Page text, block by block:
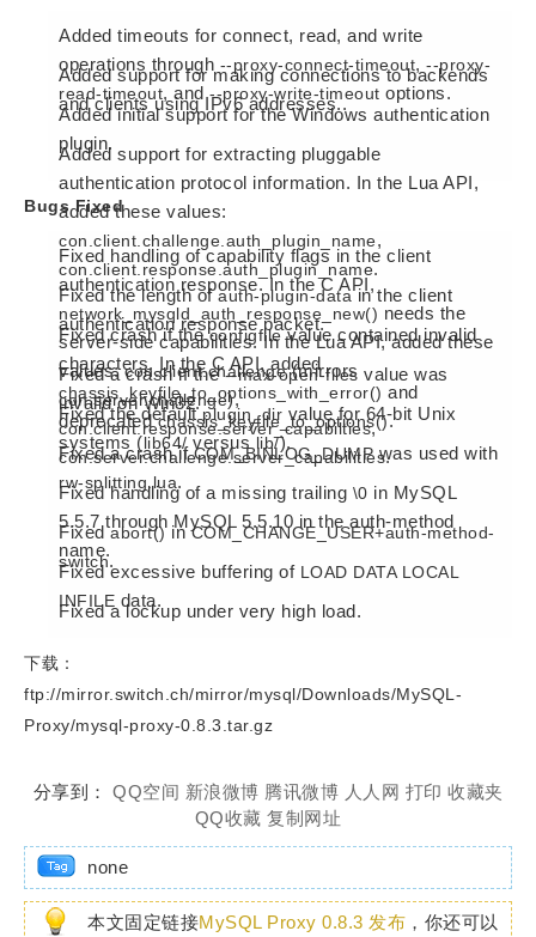
Added timeouts for connect, read, and write
operations through --proxy-connect-timeout, --proxy-
read-timeout, and--proxy-write-timeout options.
Added support for making connections to backends
and clients using IPv6 addresses..
Added initial support for the Windows authentication
plugin.
Added support for extracting pluggable
authentication protocol information. In the Lua API,
added these values:
con.client.challenge.auth_plugin_name,
con.client.response.auth_plugin_name.
Bugs Fixed
Fixed handling of capability flags in the client
authentication response. In the C API,
network_mysqld_auth_response_new() needs the
server-side capabilities. In the Lua API, added these
values:con.client.challenge(mirrors
con.server.challenge),
con.client.response.server_capabilties,
con.server.challenge.server_capabilities.
Fixed the length ofauth-plugin-datain the client
authentication response packet.
Fixed crash if theconfigfilevalue contained invalid
characters. In the C API, added
chassis_keyfile_to_options_with_error() and
deprecatedchassis_keyfile_to_options().
Fixed a crash if the--max-open-files value was
invalid on Win32.
Fixed the default plugin_dir value for 64-bit Unix
systems (lib64/versus lib/).
Fixed a crash ifCOM_BINLOG_DUMPwas used with
rw-splitting.lua.
Fixed handling of a missing trailing \0 in MySQL
5.5.7 through MySQL 5.5.10 in the auth-method
name.
Fixedabort()inCOM_CHANGE_USER+auth-method-
switch.
Fixed excessive buffering of LOAD DATA LOCAL
INFILE data.
Fixed a lockup under very high load.
下载：
ftp://mirror.switch.ch/mirror/mysql/Downloads/MySQL-
Proxy/mysql-proxy-0.8.3.tar.gz
分享到： QQ空间 新浪微博 腾讯微博 人人网 打印 收藏夹
QQ收藏 复制网址
none
本文固定链接MySQL Proxy 0.8.3 发布 ，你还可以